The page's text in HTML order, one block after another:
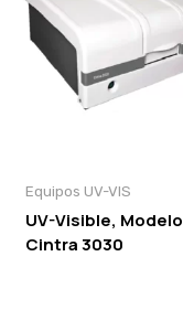
Equipos UV-VIS
UV-Visible, Modelo
Cintra 3030